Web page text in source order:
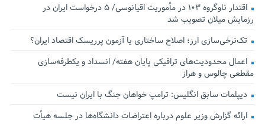
اقتدار ناوگروه ۱۰۳ در مأموریت‌ اقیانوسی/ ۵ درخواست ایران در
رزمایش میلان تصویب شد
تک‌نرخی‌سازی ارز؛ اصلاح ساختاری یا آزمون پرریسک اقتصاد ایران؟
اعمال محدودیت‌های ترافیکی پایان هفته/ انسداد و یکطرفه‌سازی
مقطعی چالوس و هراز
دیپلمات سابق انگلیس:‌ ترامپ خواهان جنگ با ایران نیست
ارائه گزارش وزیر علوم درباره اعتراضات دانشگاه‌ها در جلسه هیأت